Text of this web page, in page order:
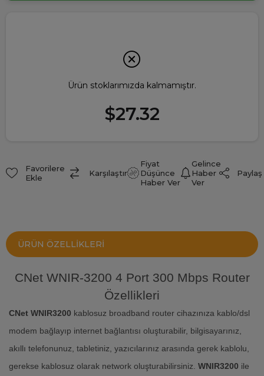
Ürün stoklarımızda kalmamıştır.
$27.32
Favorilere
Ekle
Karşılaştır
Fiyat
Düşünce
Haber Ver
Gelince
Haber
Ver
Paylaş
ÜRÜN ÖZELLIKLERI
CNet WNIR-3200 4 Port 300 Mbps Router
Özellikleri
CNet WNIR3200 kablosuz broadband router cihazınıza kablo/dsl
modem bağlayıp internet bağlantısı oluşturabilir, bilgisayarınız,
akıllı telefonunuz, tabletiniz, yazıcılarınız arasında gerek kablolu,
gerekse kablosuz olarak network oluşturabilirsiniz. WNIR3200 ile